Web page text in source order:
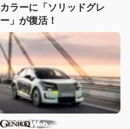
カラーに「ソリッドグレ
ー」が復活！